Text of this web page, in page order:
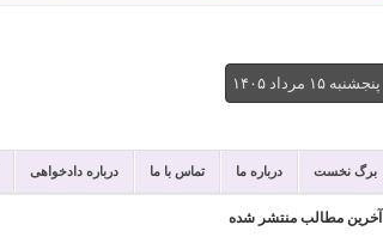
پنجشنبه ۱۵ مرداد ۱۴۰۵
برگ نخست درباره ما تماس با ما درباره دادخواهی
آخرین مطالب منتشر شده